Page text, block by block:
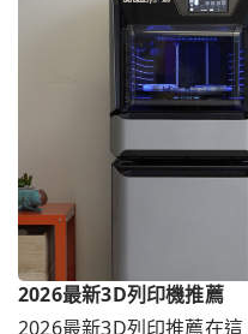
2026最新3D列印機推薦
2026最新3D列印推薦在